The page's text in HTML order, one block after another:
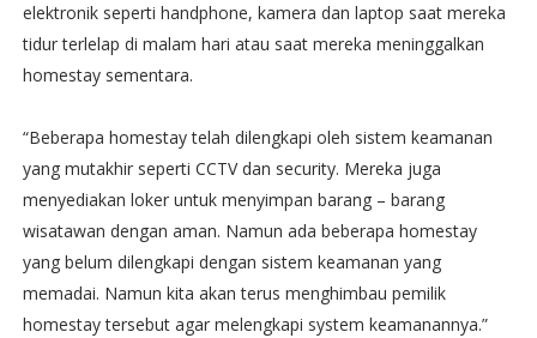
elektronik seperti handphone, kamera dan laptop saat mereka
tidur terlelap di malam hari atau saat mereka meninggalkan
homestay sementara.
“Beberapa homestay telah dilengkapi oleh sistem keamanan
yang mutakhir seperti CCTV dan security. Mereka juga
menyediakan loker untuk menyimpan barang – barang
wisatawan dengan aman. Namun ada beberapa homestay
yang belum dilengkapi dengan sistem keamanan yang
memadai. Namun kita akan terus menghimbau pemilik
homestay tersebut agar melengkapi system keamanannya.”